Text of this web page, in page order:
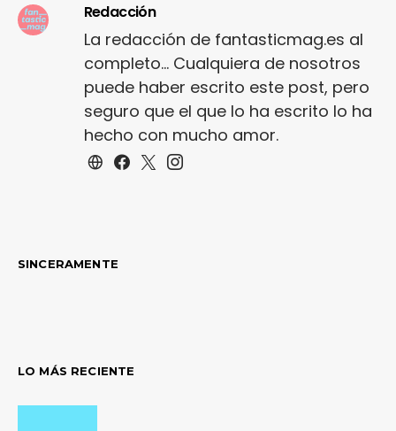
Redacción
La redacción de fantasticmag.es al
completo... Cualquiera de nosotros
puede haber escrito este post, pero
seguro que el que lo ha escrito lo ha
hecho con mucho amor.
SINCERAMENTE
LO MÁS RECIENTE